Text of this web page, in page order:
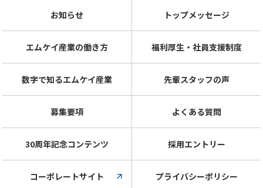
お知らせ トップメッセージ
エムケイ産業の働き方 福利厚生・社員支援制度
数字で知るエムケイ産業 先輩スタッフの声
募集要項 よくある質問
30周年記念コンテンツ 採用エントリー
コーポレートサイト プライバシーポリシー